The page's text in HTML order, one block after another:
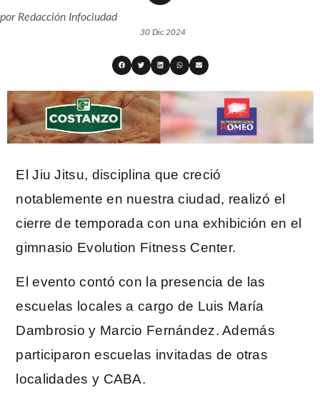
porRedacción Infociudad
30 Dic 2024
El Jiu Jitsu, disciplina que creció
notablemente en nuestra ciudad, realizó el
cierre de temporada con una exhibición en el
gimnasio Evolution Fitness Center.
El evento contó con la presencia de las
escuelas locales a cargo de Luis María
Dambrosio y Marcio Fernández. Además
participaron escuelas invitadas de otras
localidades y CABA.